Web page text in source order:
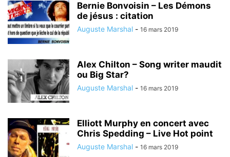
Bernie Bonvoisin – Les Démons
de jésus : citation
Auguste Marshal - 16 mars 2019
Alex Chilton – Song writer maudit
ou Big Star?
Auguste Marshal - 16 mars 2019
Elliott Murphy en concert avec
Chris Spedding – Live Hot point
Auguste Marshal - 16 mars 2019